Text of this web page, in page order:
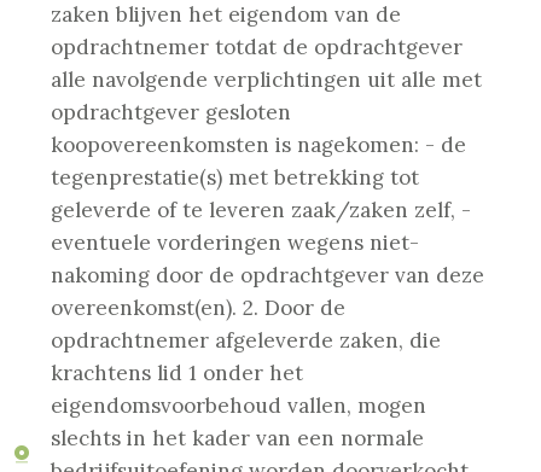
zaken blijven het eigendom van de
opdrachtnemer totdat de opdrachtgever
alle navolgende verplichtingen uit alle met
opdrachtgever gesloten
koopovereenkomsten is nagekomen: - de
tegenprestatie(s) met betrekking tot
geleverde of te leveren zaak/zaken zelf, -
eventuele vorderingen wegens niet-
nakoming door de opdrachtgever van deze
overeenkomst(en). 2. Door de
opdrachtnemer afgeleverde zaken, die
krachtens lid 1 onder het
eigendomsvoorbehoud vallen, mogen
slechts in het kader van een normale